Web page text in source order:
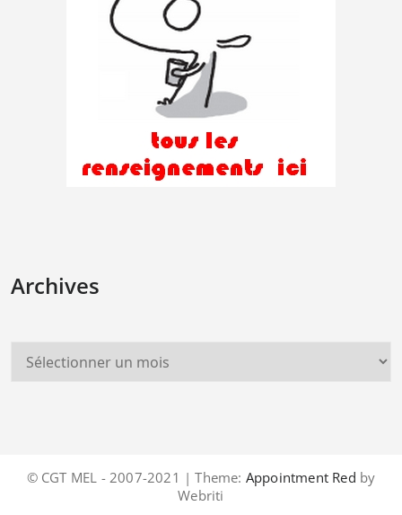
Archives
© CGT MEL - 2007-2021 | Theme: Appointment Red by
Webriti